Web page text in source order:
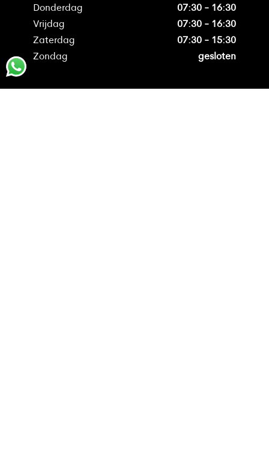
Donderdag
07:30 - 16:30
Vrijdag
07:30 - 16:30
Zaterdag
07:30 - 15:30
Zondag
gesloten